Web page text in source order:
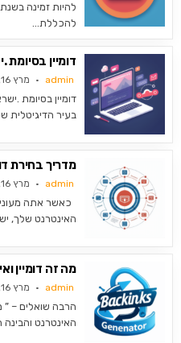
להכללת…
דומיין
admin מרץ 16, 2024
דומיין בסיומת
בעיר הדיגיטלית
מדריך בחירת
admin מרץ 16, 2024
כאשר אתה
האינטרנט שלך,
מה זה דומיין
admin מרץ 16, 2024
הרבה שואלים – ”
האינטרנט